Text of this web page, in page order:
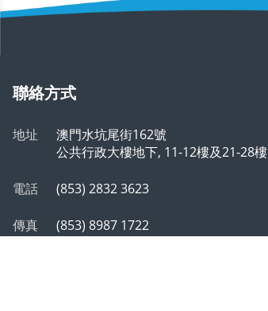
聯絡方式
地址
澳門水坑尾街162號
公共行政大樓地下, 11-12樓及21-28樓
電話 (853) 2832 3623
傳真 (853) 8987 1722